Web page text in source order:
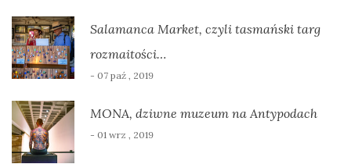
Salamanca Market, czyli tasmański targ
rozmaitości…
- 07 paź , 2019
MONA, dziwne muzeum na Antypodach
- 01 wrz , 2019